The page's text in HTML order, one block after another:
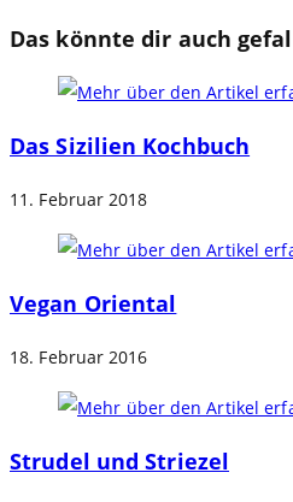
Das könnte dir auch
Das Sizilien Kochbuch
11. Februar 2018
Vegan Oriental
18. Februar 2016
Strudel und Striezel